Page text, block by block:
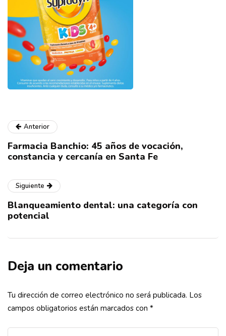
Anterior
Farmacia Banchio: 45 años de vocación,
constancia y cercanía en Santa Fe
Siguiente
Blanqueamiento dental: una categoría con
potencial
Deja un comentario
Tu dirección de correo electrónico no será publicada. Los
campos obligatorios están marcados con *